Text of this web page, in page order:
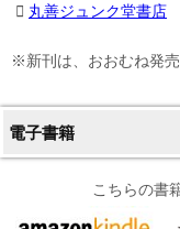
丸善ジュンク堂書店
※新刊は、おおむね発
電子書籍
こちらの書